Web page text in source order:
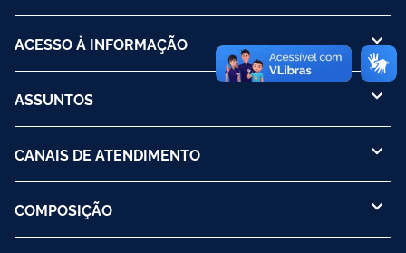
ACESSO À INFORMAÇÃO
ASSUNTOS
CANAIS DE ATENDIMENTO
COMPOSIÇÃO